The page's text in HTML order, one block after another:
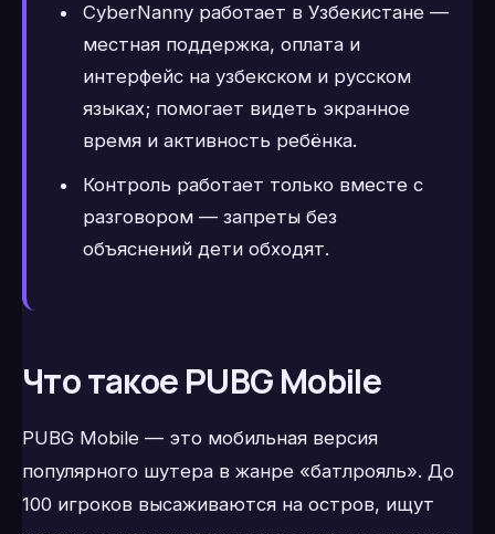
CyberNanny работает в Узбекистане —
местная поддержка, оплата и
интерфейс на узбекском и русском
языках; помогает видеть экранное
время и активность ребёнка.
Контроль работает только вместе с
разговором — запреты без
объяснений дети обходят.
Что такое PUBG Mobile
PUBG Mobile — это мобильная версия
популярного шутера в жанре «батлрояль». До
100 игроков высаживаются на остров, ищут